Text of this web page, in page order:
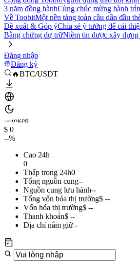
3 năm đồng hànhCùng chúc mừng hành
Về ToobitMột nền tảng toàn cầu dẫn đầu
Đề xuất & Góp ýChia sẻ ý tưởng để cải
Bằng chứng dự trữNiềm tin được xây
Đăng nhập
Đăng ký
🔥BTC/USDT
$ 0
--%
Cao 24h
0
Thấp trong 24h0
Tổng nguồn cung--
Nguồn cung lưu hành--
Tổng vốn hóa thị trường$ --
Vốn hóa thị trường$ --
Thanh khoản$ --
Địa chỉ nắm giữ--